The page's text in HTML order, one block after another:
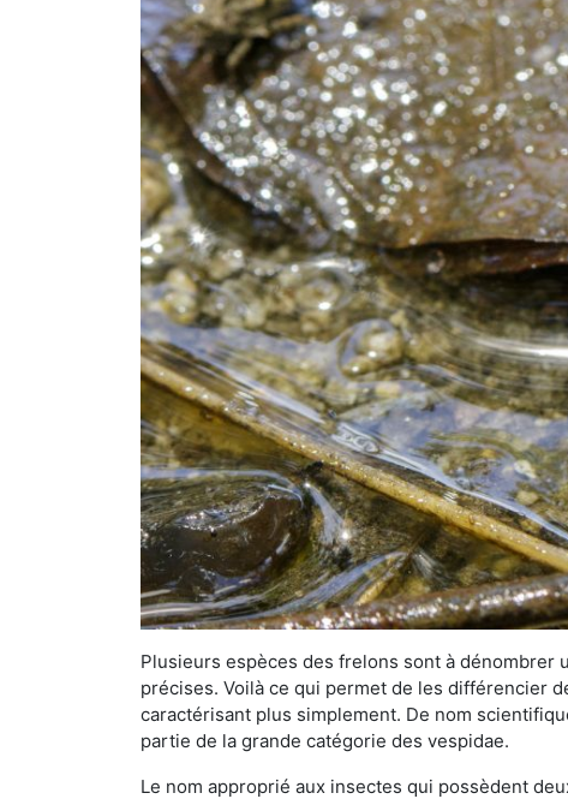
Plusieurs espèces des frelons sont à dénombrer
précises. Voilà ce qui permet de les différencier
caractérisant plus simplement. De nom
partie de la grande catégorie des vespidae.
Le nom approprié aux insectes qui possèdent